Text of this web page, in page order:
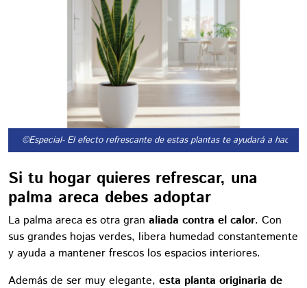
©Especial- El efecto refrescante de estas plantas te ayudará a
Si tu hogar quieres refrescar, una
palma areca debes adoptar
La palma areca es otra gran aliada contra el calor. Con
sus grandes hojas verdes, libera humedad constantemente
y ayuda a mantener frescos los espacios interiores.
Además de ser muy elegante, esta planta originaria de